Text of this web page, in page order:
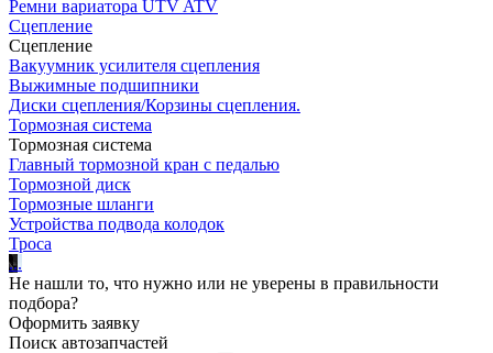
Ремни вариатора UTV ATV
Сцепление
Сцепление
Вакуумник усилителя сцепления
Выжимные подшипники
Диски сцепления/Корзины сцепления.
Тормозная система
Тормозная система
Главный тормозной кран с педалью
Тормозной диск
Тормозные шланги
Устройства подвода колодок
Троса
...
Не нашли то, что нужно или не уверены в правильности
подбора?
Оформить заявку
Поиск автозапчастей